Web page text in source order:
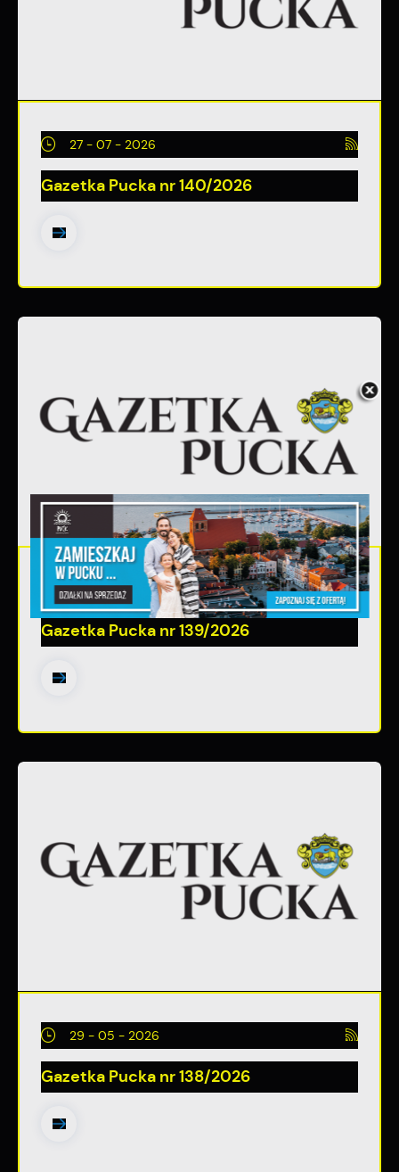
27 - 07 - 2026
Gazetka Pucka nr 140/2026
30 - 06 - 2026
Gazetka Pucka nr 139/2026
29 - 05 - 2026
Gazetka Pucka nr 138/2026